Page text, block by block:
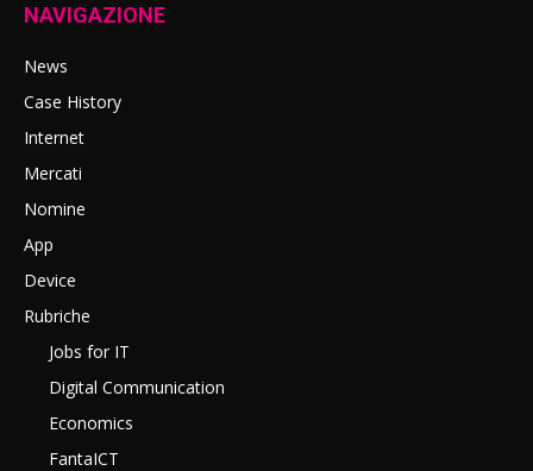
NAVIGAZIONE
News
Case History
Internet
Mercati
Nomine
App
Device
Rubriche
Jobs for IT
Digital Communication
Economics
FantaICT